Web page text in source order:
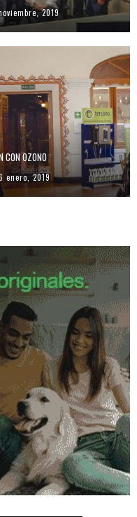
2019
CON OZONO
enero, 2019